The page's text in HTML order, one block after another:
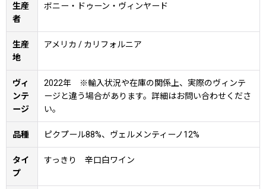
生産
者
ボニー・ドゥーン・ヴィンヤード
生産
地
アメリカ / カリフォルニア
ヴィ
ンテ
ージ
2022年 ※輸入状況や在庫の関係上、実際のヴィンテ
ージと違う場合があります。詳細はお問い合わせくださ
い。
品種 ピクプール88%、ヴェルメンティーノ12%
タイ
プ
すっきり 辛口白ワイン